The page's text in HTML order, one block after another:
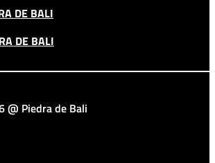
DE BALI
DE BALI
@ Piedra de Bali